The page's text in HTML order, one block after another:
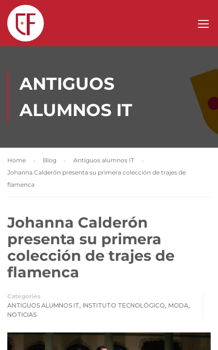
ANTIGUOS
ALUMNOS IT
Home Blog
Antiguos alumnos IT
Johanna Calderón presenta su primera colección de trajes de
flamenca
Johanna Calderón
presenta su primera
colección de trajes de
flamenca
Categories
ANTIGUOS ALUMNOS IT, INSTITUTO TECNOLÓGICO, MODA,
NOTICIAS